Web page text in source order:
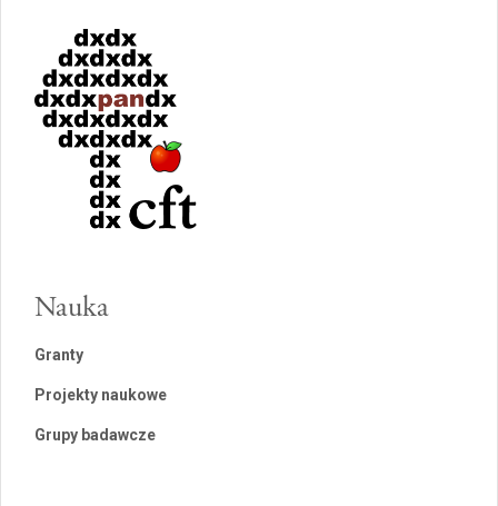
Nauka
Granty
Projekty naukowe
Grupy badawcze